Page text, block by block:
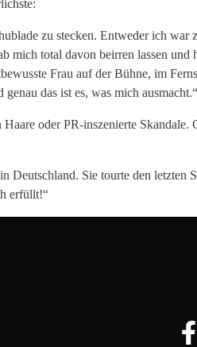
zu stecken. Entweder ich
mich total davon beirren lassen
Frau auf der Bühne, im
das ist es, was mich ausmacht.“
oder PR-inszenierte
Deutschland. Sie tourte den
erfüllt!“